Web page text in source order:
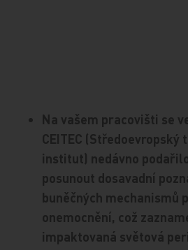
Na vašem pracovišti se
CEITEC (Středoevropský
institut) nedávno
posunout dosavadní
buněčných mechanismů
onemocnění, což
impaktovaná světová